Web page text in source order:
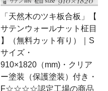
「天然木のツキ板合板」【
サテンウォールナット柾目
】（無料カット有り）｜S
サイズ・
910×1820（mm)・クリア
ー塗装（保護塗装）付き・
F☆☆☆☆認定工場の商品